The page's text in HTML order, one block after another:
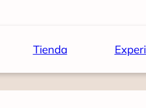
Tienda